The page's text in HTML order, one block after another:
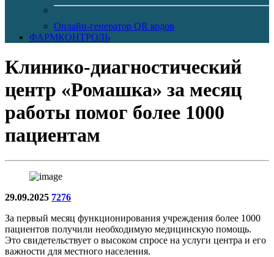
Онлайн-генератор QR кодов
ФАРМКОНТРОЛЬ
Клинико-диагностический
центр «Ромашка» за месяц
работы помог более 1000
пациентам
29.09.2025 7276
За первый месяц функционирования учреждения более 1000
пациентов получили необходимую медицинскую помощь.
Это свидетельствует о высоком спросе на услуги центра и его
важности для местного населения.